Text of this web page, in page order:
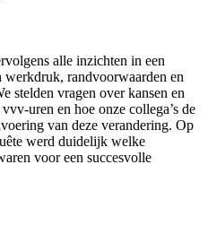
alle inzichten in een
werkdruk, randvoorwaarden en
stelden vragen over kansen en
uren en hoe onze collega’s de
van deze verandering. Op
werd duidelijk welke
voor een succesvolle